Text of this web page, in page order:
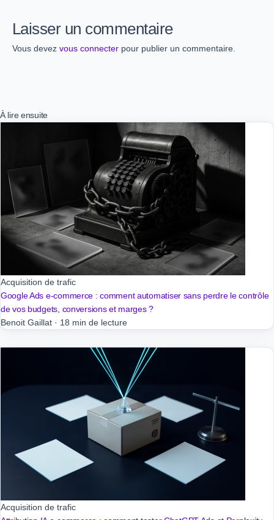
Laisser un commentaire
Vous devez vous connecter pour publier un commentaire.
À lire ensuite
Acquisition de trafic
Google Ads e-commerce : comment automatiser sans perdre le contrôle
de vos budgets, conversions et marges ?
Benoit Gaillat · 18 min de lecture
Acquisition de trafic